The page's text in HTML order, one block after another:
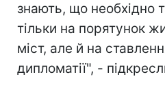
знають, що необхідно
тільки на порятунок
міст, але й на
дипломатії", -